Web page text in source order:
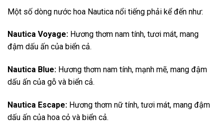
Một số dòng nước hoa Nautica nổi tiếng phải kể đến như:
Nautica Voyage: Hương thơm nam tính, tươi mát, mang
đậm dấu ấn của biển cả.
Nautica Blue: Hương thơm nam tính, mạnh mẽ, mang đậm
dấu ấn của gỗ và biển cả.
Nautica Escape: Hương thơm nữ tính, tươi mát, mang đậm
dấu ấn của hoa cỏ và biển cả.